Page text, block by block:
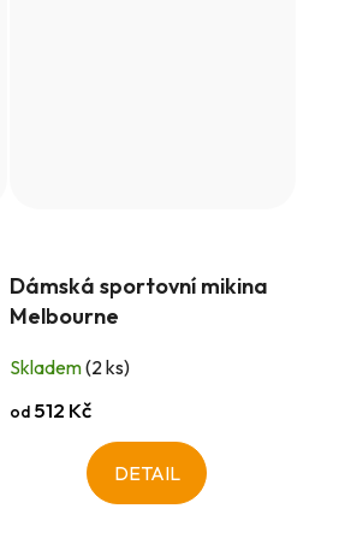
Dámská sportovní mikina
Melbourne
Skladem(2 ks)
od 512 Kč
DETAIL